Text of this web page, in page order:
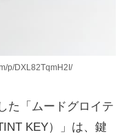
p/DXL82TqmH2I/
た「ムードグロイテ
KEY）」は、鍵